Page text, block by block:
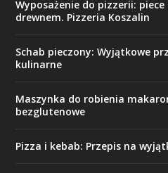
Wyposażenie do pizzerii:
drewnem. Pizzeria Koszalin
Schab pieczony: Wyjątkowe
kulinarne
Maszynka do robienia
bezglutenowe
Pizza i kebab: Przepis na